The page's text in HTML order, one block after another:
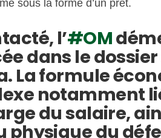
l’#OM
dans le
La formule
notamment
du salaire,
physique du